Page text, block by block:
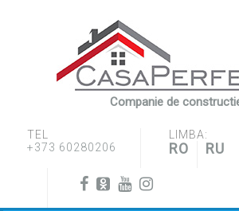
Companie de
TEL
+373 60280206
LIMBA:
RO RU